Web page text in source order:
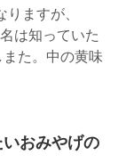
ますが、
は知っていた
た。中の黄味
おみやげの